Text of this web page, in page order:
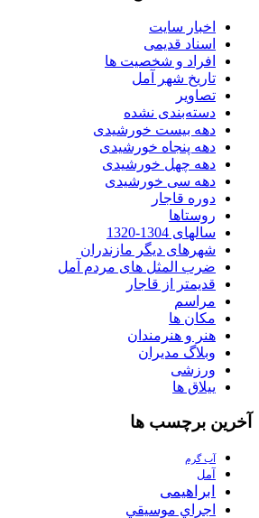
اخبار سایت
اسناد قدیمی
افراد و شخصیت ها
تاریخ شهر آمل
تصاویر
دسته‌بندی نشده
دهه بیست خورشیدی
دهه پنجاه خورشیدی
دهه چهل خورشیدی
دهه سی خورشیدی
دوره قاجار
روستاها
سالهای 1304-1320
شهرهای دیگر مازندران
ضرب المثل های مردم آمل
قدیمتر از قاجار
مراسم
مکان ها
هنر و هنرمندان
وبلاگ مدیران
ورزشی
ییلاق ها
آخرین برچسب ها
آب گرم
آمل
ابراهیمی
اجراي موسيقي